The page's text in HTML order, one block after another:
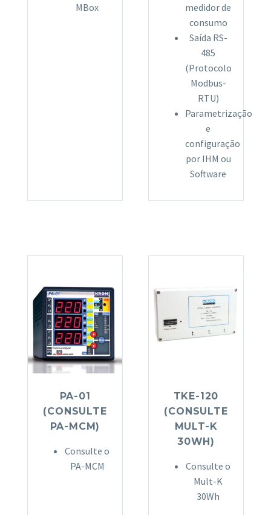
MBox
medidor de
consumo
Saída RS-
485
(Protocolo
Modbus-
RTU)
Parametrização
e
configuração
por IHM ou
Software
PA-01
(CONSULTE
PA-MCM)
Consulte o
PA-MCM
TKE-120
(CONSULTE
MULT-K
30WH)
Consulte o
Mult-K
30Wh